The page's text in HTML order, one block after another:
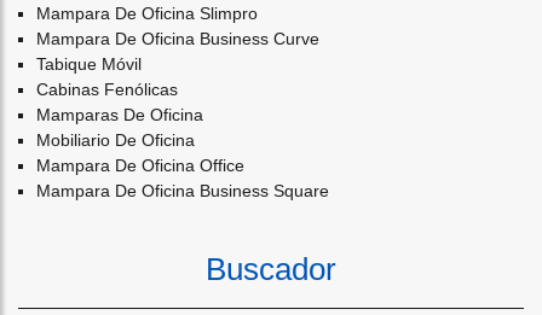
Mampara De Oficina Slimpro
Mampara De Oficina Business Curve
Tabique Móvil
Cabinas Fenólicas
Mamparas De Oficina
Mobiliario De Oficina
Mampara De Oficina Office
Mampara De Oficina Business Square
Buscador